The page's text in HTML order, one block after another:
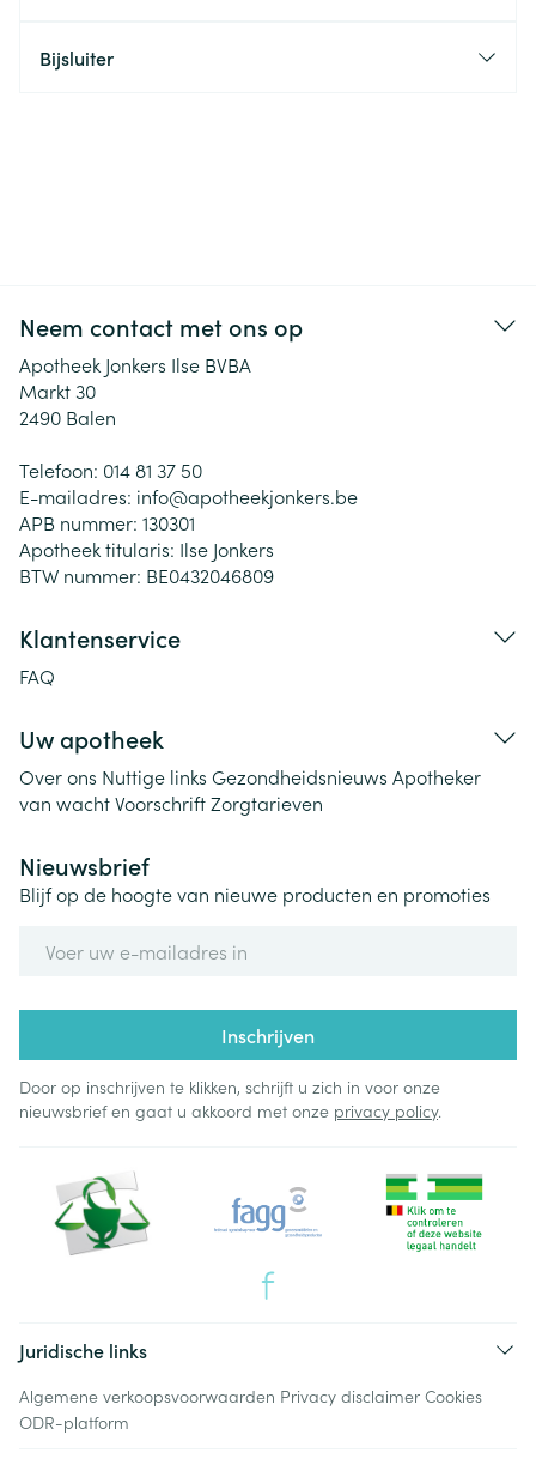
Bijsluiter
Neem contact met ons op
Apotheek Jonkers Ilse BVBA
Markt 30
2490 Balen
Telefoon: 014 81 37 50
E-mailadres: info@apotheekjonkers.be
APB nummer: 130301
Apotheek titularis: Ilse Jonkers
BTW nummer: BE0432046809
Klantenservice
FAQ
Uw apotheek
Over ons Nuttige links Gezondheidsnieuws Apotheker
van wachtVoorschriftZorgtarieven
Nieuwsbrief
Blijf op de hoogte van nieuwe producten en promoties
Inschrijven
Door op inschrijven te klikken, schrijft u zich in voor onze
nieuwsbrief en gaat u akkoord met onze privacy policy.
Juridische links
Algemene verkoopsvoorwaarden Privacy disclaimer Cookies
ODR-platform